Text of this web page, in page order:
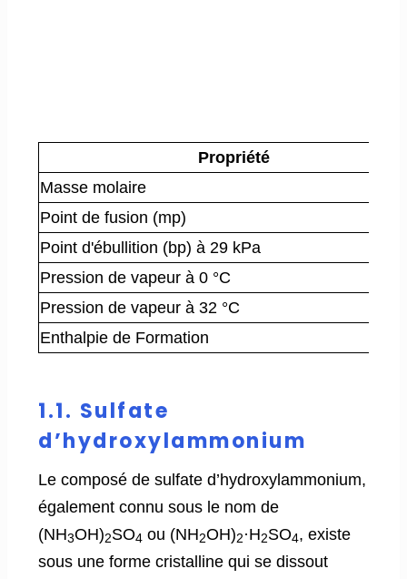
Propriété
Masse molaire
Point de fusion (mp)
Point d'ébullition (bp) à 29 kPa
Pression de vapeur à 0 °C
Pression de vapeur à 32 °C
Enthalpie de Formation
1.1. Sulfate
d’hydroxylammonium
Le composé de sulfate d’hydroxylammonium,
également connu sous le nom de
(NH3OH)2SO4 ou (NH2OH)2 ·H2SO4, existe
sous une forme cristalline qui se dissout